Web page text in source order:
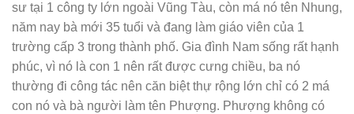
sư tại 1 công ty lớn ngoài Vũng Tàu, còn má nó tên Nhung,
năm nay bà mới 35 tuổi và đang làm giáo viên của 1
trường cấp 3 trong thành phố. Gia đình Nam sống rất hạnh
phúc, vì nó là con 1 nên rất được cưng chiều, ba nó
thường đi công tác nên căn biệt thự rộng lớn chỉ có 2 má
con nó và bà người làm tên Phượng. Phượng không có